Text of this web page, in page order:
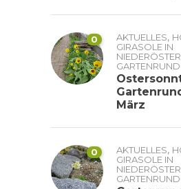
0 AKTUELLES,
GIRASOLE IN
März
0 AKTUELLES,
GIRASOLE IN